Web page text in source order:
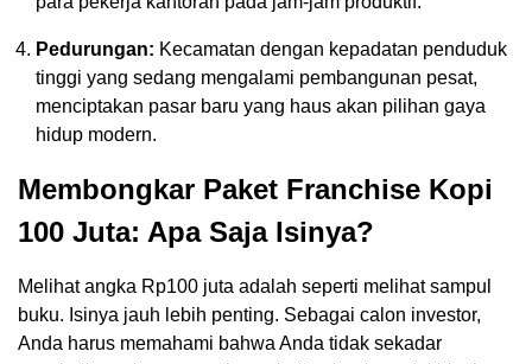
Pedurungan: Kecamatan dengan kepadatan penduduk
tinggi yang sedang mengalami pembangunan pesat,
menciptakan pasar baru yang haus akan pilihan gaya
hidup modern.
Membongkar Paket Franchise Kopi
100 Juta: Apa Saja Isinya?
Melihat angka Rp100 juta adalah seperti melihat sampul
buku. Isinya jauh lebih penting. Sebagai calon investor,
Anda harus memahami bahwa Anda tidak sekadar